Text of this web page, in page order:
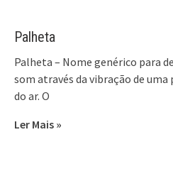
Palheta
Palheta – Nome genérico para
som através da vibração de uma
do ar. O
Ler Mais »